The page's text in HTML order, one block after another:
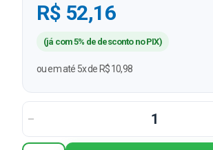
R$ 52,16
(já com 5% de desconto no PIX)
ou em até 5x de R$ 10,98